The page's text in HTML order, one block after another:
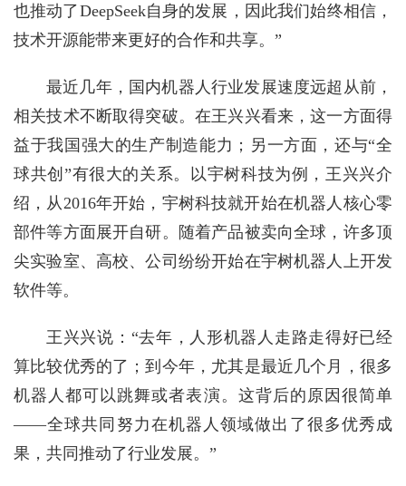
也推动了DeepSeek自身的发展，因此我们始终相信，
技术开源能带来更好的合作和共享。”
最近几年，国内机器人行业发展速度远超从前，
相关技术不断取得突破。在王兴兴看来，这一方面得
益于我国强大的生产制造能力；另一方面，还与“全
球共创”有很大的关系。以宇树科技为例，王兴兴介
绍，从2016年开始，宇树科技就开始在机器人核心零
部件等方面展开自研。随着产品被卖向全球，许多顶
尖实验室、高校、公司纷纷开始在宇树机器人上开发
软件等。
王兴兴说：“去年，人形机器人走路走得好已经
算比较优秀的了；到今年，尤其是最近几个月，很多
机器人都可以跳舞或者表演。这背后的原因很简单
——全球共同努力在机器人领域做出了很多优秀成
果，共同推动了行业发展。”